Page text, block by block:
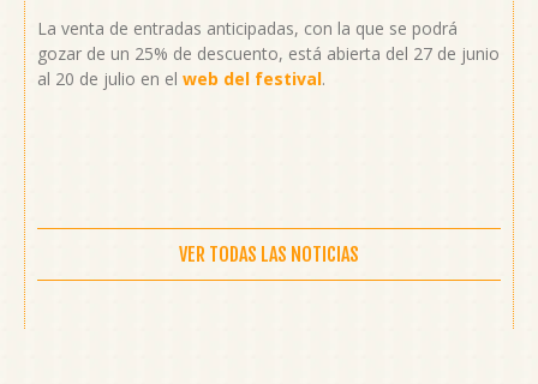
La venta de entradas anticipadas, con la que se podrá
gozar de un 25% de descuento, está abierta del 27 de junio
al 20 de julio en el web del festival.
VER TODAS LAS NOTICIAS